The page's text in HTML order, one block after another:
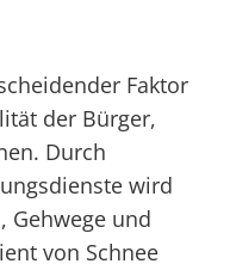
Faktor
der Bürger,
Durch
wird
Gehwege und
von Schnee